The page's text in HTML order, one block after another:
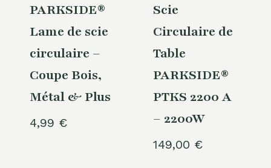
PARKSIDE®
Lame de scie
circulaire –
Coupe Bois,
Métal & Plus
4,99 €
Scie
Circulaire de
Table
PARKSIDE®
PTKS 2200 A
– 2200W
149,00 €